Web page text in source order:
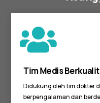
Tim Medis
Didukung oleh tim dokter
berpengalaman dan